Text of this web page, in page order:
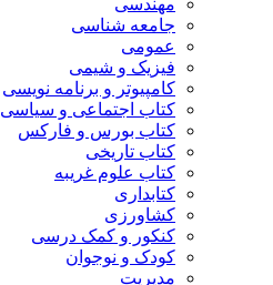
جامعه شناسی
عمومی
فیزیک و شیمی
کامپیوتر و برنامه نویسی
کتاب اجتماعی و سیاسی
کتاب بورس و فارکس
کتاب تاریخی
کتاب علوم غریبه
کتابداری
کشاورزی
کنکور و کمک‌ درسی
کودک و نوجوان
مدیریت